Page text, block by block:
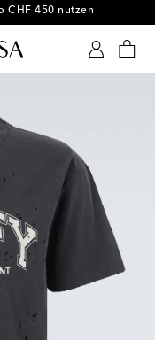
CHF 450 nutzen